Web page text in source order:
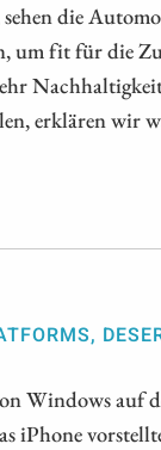
die
um fit für die
erklären wir
Windows auf
iPhone